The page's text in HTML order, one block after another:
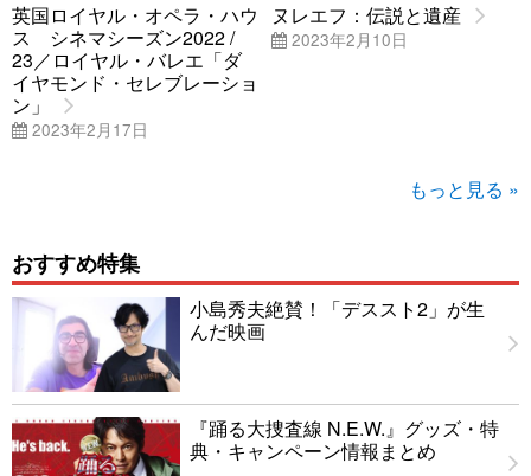
英国ロイヤル・オペラ・ハウ
ス シネマシーズン2022 /
23／ロイヤル・バレエ「ダ
イヤモンド・セレブレーショ
ン」
2023年2月17日
ヌレエフ：伝説と遺産
2023年2月10日
もっと見る »
おすすめ特集
小島秀夫絶賛！「デススト2」が生
んだ映画
『踊る大捜査線 N.E.W.』グッズ・特
典・キャンペーン情報まとめ